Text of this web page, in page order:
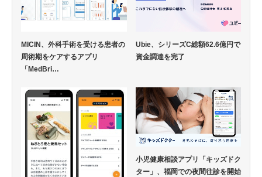
MICIN、外科手術を受ける患者の
周術期をケアするアプリ
「MedBri…
Ubie、シリーズC総額62.6億円で
資金調達を完了
小児健康相談アプリ「キッズドク
ター」、福岡での夜間往診を開始